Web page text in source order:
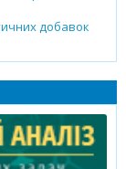
добавок